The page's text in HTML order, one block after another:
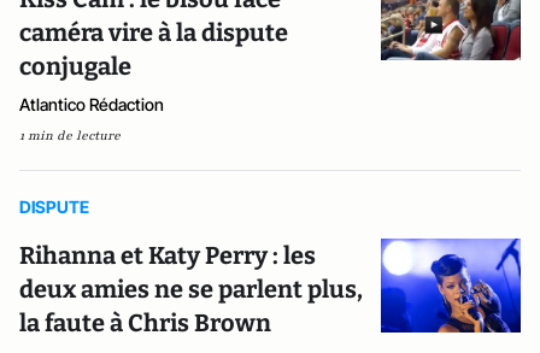
caméra vire à la dispute
conjugale
Atlantico Rédaction
1 min de lecture
DISPUTE
Rihanna et Katy Perry : les
deux amies ne se parlent plus,
la faute à Chris Brown